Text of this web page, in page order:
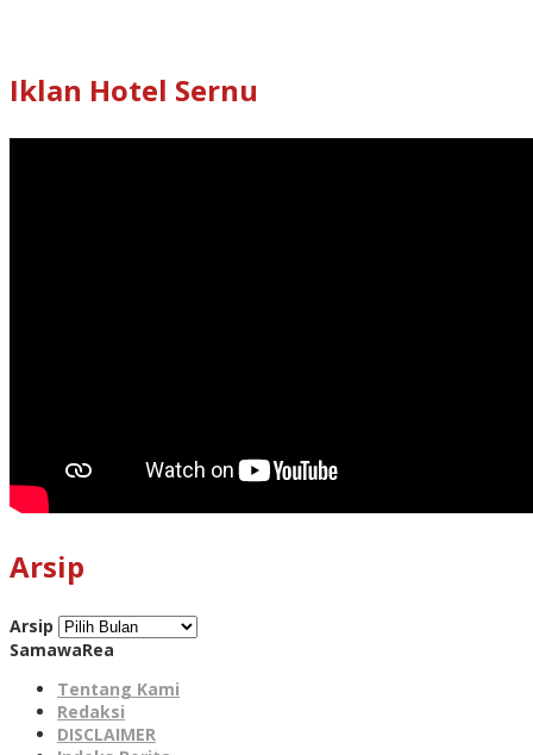
Iklan Hotel Sernu
Arsip
Arsip
SamawaRea
Tentang Kami
Redaksi
DISCLAIMER